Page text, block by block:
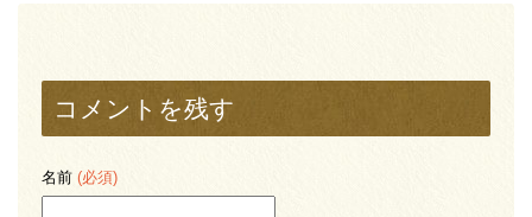
コメントを残す
名前 (必須)